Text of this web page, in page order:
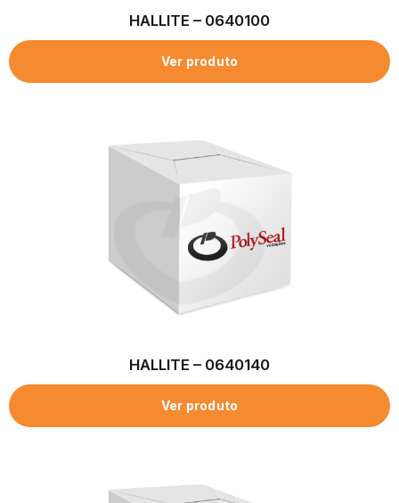
HALLITE – 0640100
Ver produto
HALLITE – 0640140
Ver produto